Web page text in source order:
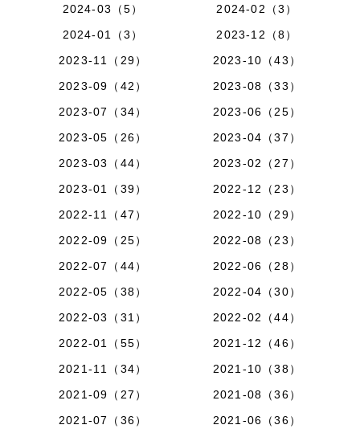
2024-03（5）
2024-02（3）
2024-01（3）
2023-12（8）
2023-11（29）
2023-10（43）
2023-09（42）
2023-08（33）
2023-07（34）
2023-06（25）
2023-05（26）
2023-04（37）
2023-03（44）
2023-02（27）
2023-01（39）
2022-12（23）
2022-11（47）
2022-10（29）
2022-09（25）
2022-08（23）
2022-07（44）
2022-06（28）
2022-05（38）
2022-04（30）
2022-03（31）
2022-02（44）
2022-01（55）
2021-12（46）
2021-11（34）
2021-10（38）
2021-09（27）
2021-08（36）
2021-07（36）
2021-06（36）